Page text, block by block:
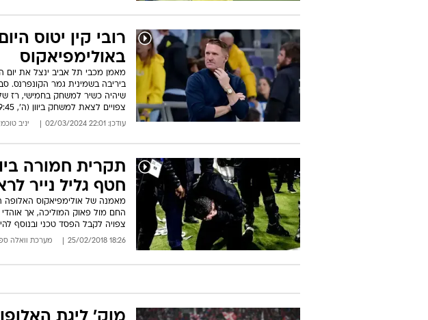
רובי קין יטוס
באולימפיאקוס
מאמן מכבי תל אביב ינצל את
ביריבה בשמינית גמר הקונפרנס.
צפויים לצאת למשחק ביוון (ה', 19:45, ספורט2)
עודכן: 22:01 02/03/2024 יניב טוכמן
תקרית חמורה
חטף גליל נייר
מאמנה של אולימפיאקוס האלופה
החם מול פאוק המוליכה, אך
צפויה לקבל הפסד טכני ובנוסף
18:26 25/02/2018 מערכת וואלה